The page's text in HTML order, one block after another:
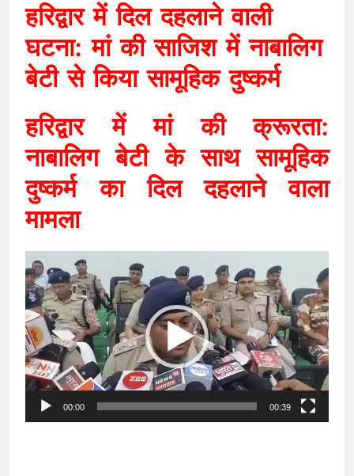
हरिद्वार में दिल दहलाने वाली
घटना: मां की साजिश में नाबालिग
बेटी से किया सामूहिक दुष्कर्म
हरिद्वार में मां की क्रूरता:
नाबालिग बेटी के साथ सामूहिक
दुष्कर्म का दिल दहलाने वाला
मामला
Video
Player
00:00 00:39